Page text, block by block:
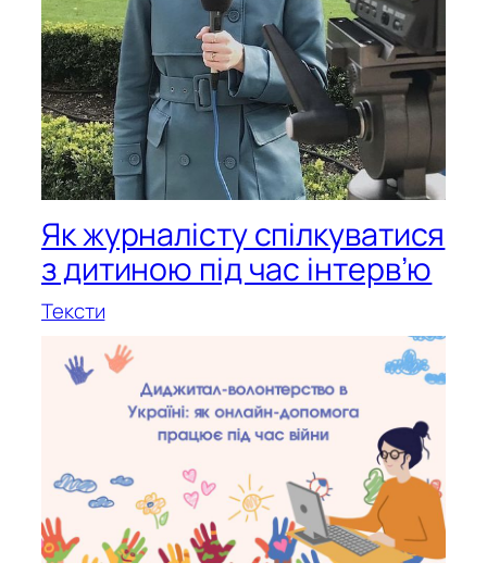
Як журналісту спілкуватися
з дитиною під час інтерв’ю
Тексти